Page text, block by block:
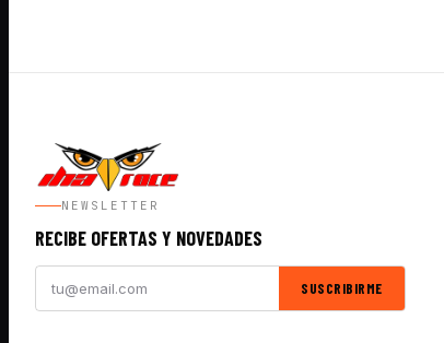
NEWSLETTER
RECIBE OFERTAS Y NOVEDADES
SUSCRIBIRME